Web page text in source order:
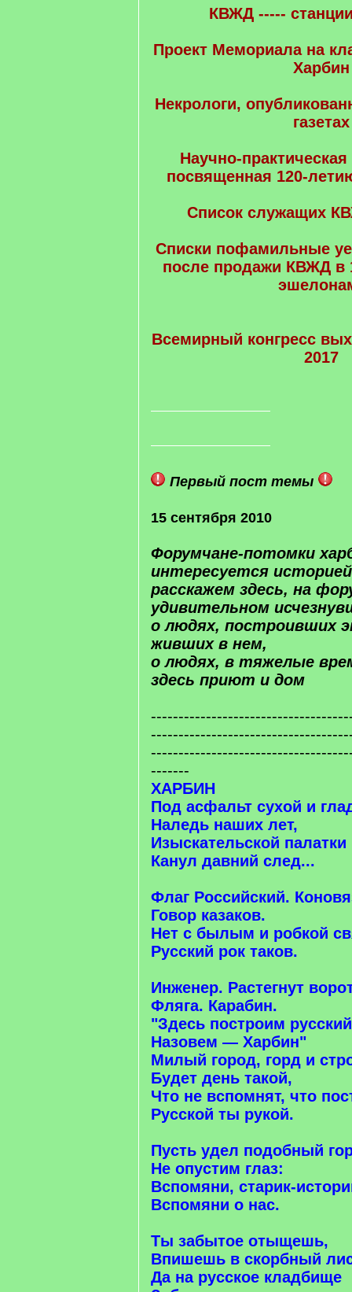
КВЖД -----
Проект Мемориала на
Харбин
Некрологи,
газетах
Научно-
посвященная 120-
Список служащих
Списки пофамильные
после продажи КВЖД в
Всемирный конгресс
2017
Первый пост темы
15 сентября 2010
Форумчане-потомки
интересуется
расскажем здесь, на
удивительном
о людях, построивших
живших в нем,
о людях, в тяжелые
здесь приют и дом
-------
ХАРБИН
Под асфальт сухой и
Наледь наших лет,
Изыскательской палатки
Канул давний след...
Флаг Российский.
Говор казаков.
Нет с былым и робкой
Русский рок таков.
Инженер. Растегнут
Фляга. Карабин.
"Здесь построим
Назовем — Харбин"
Милый город, горд и
Будет день такой,
Что не вспомнят, что
Русской ты рукой.
Пусть удел подобный
Не опустим глаз:
Вспомяни, старик-
Вспомяни о нас.
Ты забытое отыщешь,
Впишешь в скорбный
Да на русское кладбище